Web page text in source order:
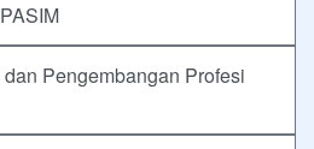
Pengembangan Profesi